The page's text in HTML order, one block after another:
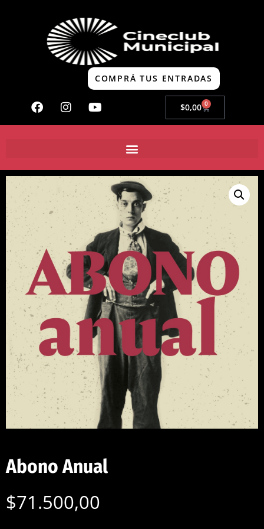
COMPRÁ TUS ENTRADAS
$0,00 0
Abono Anual
$71.500,00